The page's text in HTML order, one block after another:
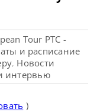
Tour PTC -
и расписание
, Новости
интервью
)